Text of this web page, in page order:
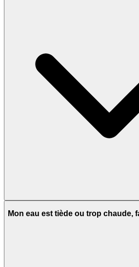
Mon eau est tiède ou trop chaude,